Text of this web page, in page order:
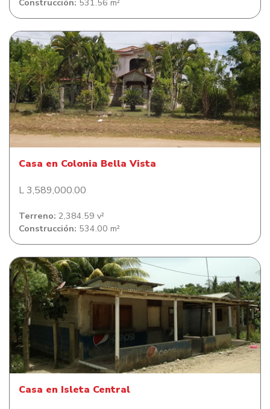
Construcción: 531.56 m²
Casa en Colonia Bella Vista
Casa en Colonia Bella Vista
L 3,589,000.00
Terreno: 2,384.59 v²
Construcción: 534.00 m²
Casa en Isleta Central
Casa en Isleta Central